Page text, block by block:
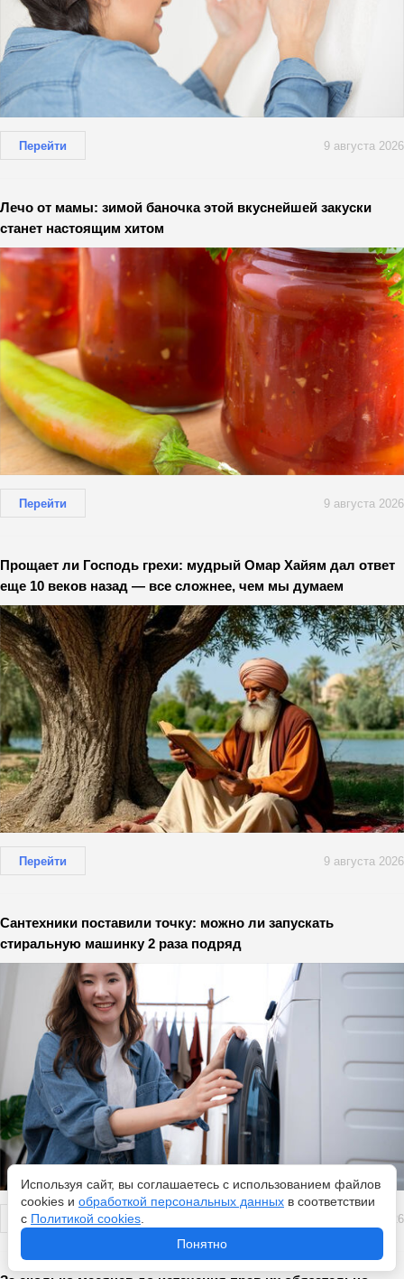
Перейти 9 августа 2026
Лечо от мамы: зимой баночка этой вкуснейшей закуски
станет настоящим хитом
Перейти 9 августа 2026
Прощает ли Господь грехи: мудрый Омар Хайям дал ответ
еще 10 веков назад — все сложнее, чем мы думаем
Перейти 9 августа 2026
Сантехники поставили точку: можно ли запускать
стиральную машинку 2 раза подряд
Перейти 9 августа 2026
Используя сайт, вы соглашаетесь с использованием файлов
cookies и обработкой персональных данных в соответствии
с Политикой cookies
Понятно